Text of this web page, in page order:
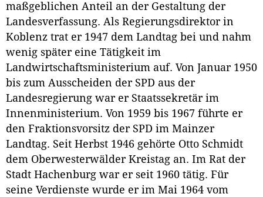
maßgeblichen Anteil an der Gestaltung der
Landesverfassung. Als Regierungsdirektor in
Koblenz trat er 1947 dem Landtag bei und nahm
wenig später eine Tätigkeit im
Landwirtschaftsministerium auf. Von Januar 1950
bis zum Ausscheiden der SPD aus der
Landesregierung war er Staatssekretär im
Innenministerium. Von 1959 bis 1967 führte er
den Fraktionsvorsitz der SPD im Mainzer
Landtag. Seit Herbst 1946 gehörte Otto Schmidt
dem Oberwesterwälder Kreistag an. Im Rat der
Stadt Hachenburg war er seit 1960 tätig. Für
seine Verdienste wurde er im Mai 1964 vom